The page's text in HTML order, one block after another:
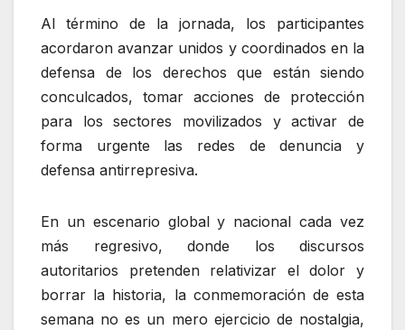
Al término de la jornada, los participantes
acordaron avanzar unidos y coordinados en la
defensa de los derechos que están siendo
conculcados, tomar acciones de protección
para los sectores movilizados y activar de
forma urgente las redes de denuncia y
defensa antirrepresiva.
En un escenario global y nacional cada vez
más regresivo, donde los discursos
autoritarios pretenden relativizar el dolor y
borrar la historia, la conmemoración de esta
semana no es un mero ejercicio de nostalgia,